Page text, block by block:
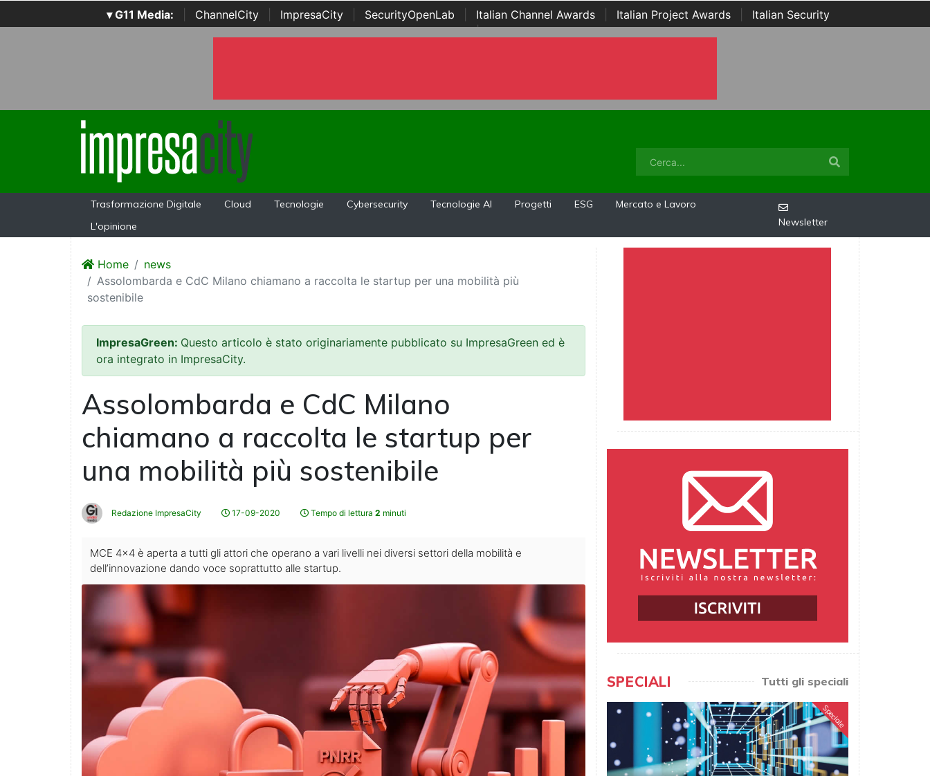
▾ G11 Media: ChannelCity ImpresaCity SecurityOpenLab Italian Channel Awards Italian Project Awards
Italian Security
Awards | ...
Trasformazione Digitale Cloud Tecnologie Cybersecurity Tecnologie AI Progetti ESG
Mercato e Lavoro
L'opinione
Newsletter
Home
news
Assolombarda e CdC Milano chiamano a raccolta le startup per una mobilità più
sostenibile
ImpresaGreen: Questo articolo è stato originariamente pubblicato su ImpresaGreen ed è
ora integrato in ImpresaCity.
Assolombarda e CdC Milano
chiamano a raccolta le startup per
una mobilità più sostenibile
Redazione ImpresaCity 17-09-2020 Tempo di lettura 2 minuti
MCE 4×4 è aperta a tutti gli attori che operano a vari livelli nei diversi settori della mobilità e
dell’innovazione dando voce soprattutto alle startup.
SPECIALI Tutti gli speciali
Speciale